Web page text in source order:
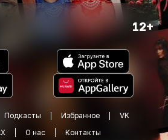
12+
Подкасты Избранное
VK
О нас
Контакты